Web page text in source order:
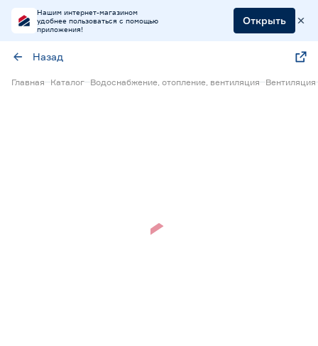
Нашим интернет-магазином
удобнее пользоваться с помощью
приложения!
Открыть
Назад
Главная Каталог Водоснабжение, отопление, вентиляция Вентиляция